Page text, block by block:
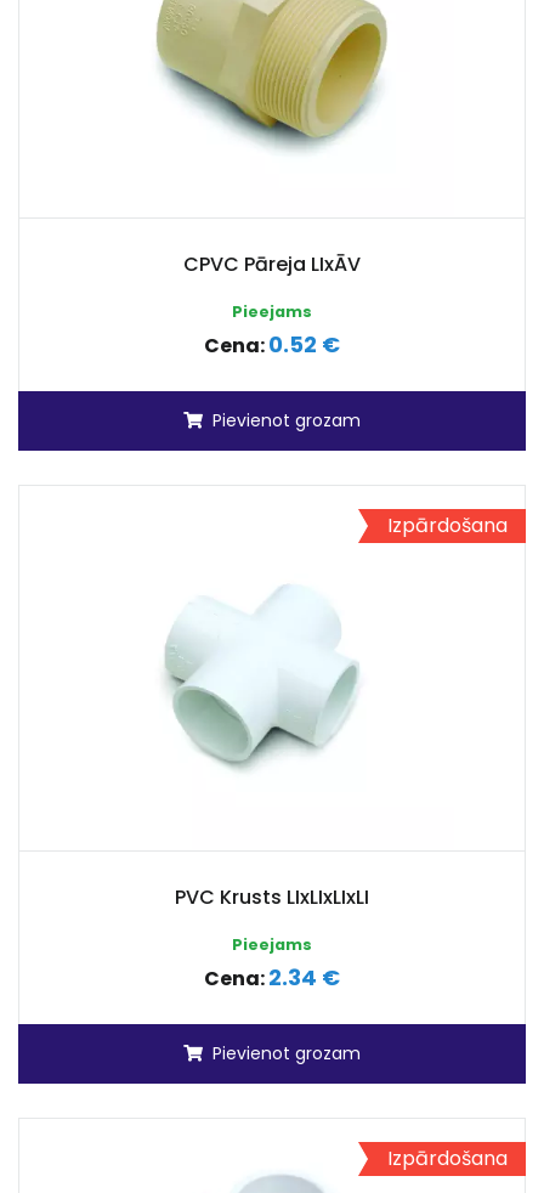
CPVC Pāreja LIxĀV
Pieejams
Cena:0.52 €
Pievienot grozam
Izpārdošana
PVC Krusts LIxLIxLIxLI
Pieejams
Cena:2.34 €
Pievienot grozam
Izpārdošana